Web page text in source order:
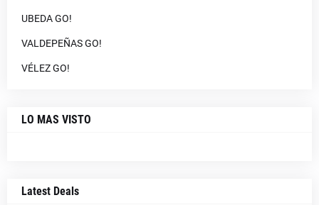
UBEDA GO!
VALDEPEÑAS GO!
VÉLEZ GO!
LO MAS VISTO
Latest Deals